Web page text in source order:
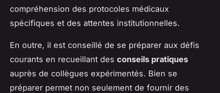
compréhension des protocoles médicaux
spécifiques et des attentes institutionnelles.
En outre, il est conseillé de se préparer aux défis
courants en recueillant des conseils pratiques
auprès de collègues expérimentés. Bien se
préparer permet non seulement de fournir des